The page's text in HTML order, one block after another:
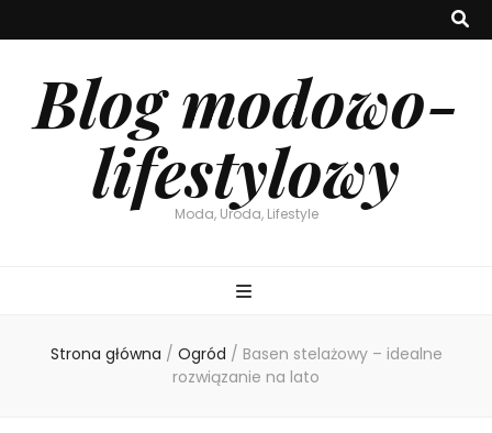
Blog modowo-
lifestylowy
Moda, Uroda, Lifestyle
Strona główna / Ogród / Basen stelażowy – idealne
rozwiązanie na lato